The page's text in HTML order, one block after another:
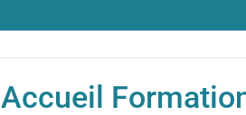
Accueil